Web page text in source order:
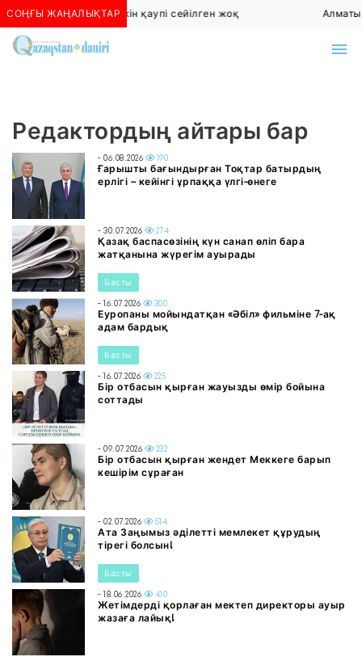
СОҢҒЫ ЖАҢАЛЫҚТАР
Алматыда көшкін қаупі сейілген жоқ Алматы
Редактордың айтары бар
- 06.08.2026 190
Ғарышты бағындырған Тоқтар батырдың
ерлігі – кейінгі ұрпаққа үлгі-өнеге
- 30.07.2026 274
Қазақ баспасөзінің күн санап өліп бара
жатқанына жүрегім ауырады
Басты
- 16.07.2026 300
Еуропаны мойындатқан «Әбіл» фильміне 7-ақ
адам бардық
Басты
- 16.07.2026 225
Бір отбасын қырған жауызды өмір бойына
соттады
- 09.07.2026 232
Бір отбасын қырған жендет Меккеге барып
кешірім сұраған
- 02.07.2026 514
Ата Заңымыз әділетті мемлекет құрудың
тірегі болсын!
Басты
- 18.06.2026 410
Жетімдерді қорлаған мектеп директоры ауыр
жазаға лайық!